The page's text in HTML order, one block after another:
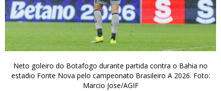
Neto goleiro do Botafogo durante partida contra o Bahia no
estadio Fonte Nova pelo campeonato Brasileiro A 2026. Foto:
Marcio Jose/AGIF